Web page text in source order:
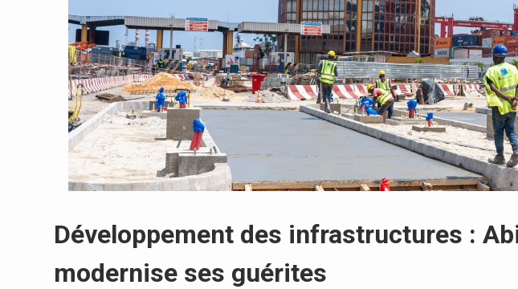
Développement des infrastructures :
modernise ses guérites